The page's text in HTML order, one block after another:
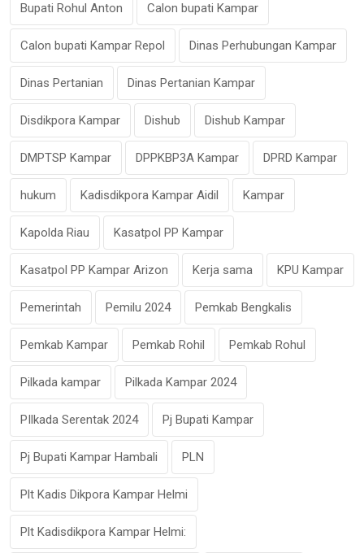
Bupati Rohul Anton Calon bupati Kampar
Calon bupati Kampar Repol Dinas Perhubungan Kampar
Dinas Pertanian Dinas Pertanian Kampar
Disdikpora Kampar Dishub Dishub Kampar
DMPTSP Kampar DPPKBP3A Kampar DPRD Kampar
hukum Kadisdikpora Kampar Aidil Kampar
Kapolda Riau Kasatpol PP Kampar
Kasatpol PP Kampar Arizon Kerja sama KPU Kampar
Pemerintah Pemilu 2024 Pemkab Bengkalis
Pemkab Kampar Pemkab Rohil Pemkab Rohul
Pilkada kampar Pilkada Kampar 2024
PIlkada Serentak 2024 Pj Bupati Kampar
Pj Bupati Kampar Hambali PLN
Plt Kadis Dikpora Kampar Helmi
Plt Kadisdikpora Kampar Helmi: